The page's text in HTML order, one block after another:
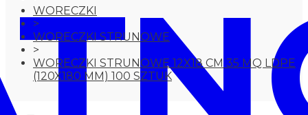
WORECZKI
>
WORECZKI STRUNOWE
>
WORECZKI STRUNOWE 12X18 CM 35 MQ LDPE
(120X180 MM) 100 SZTUK